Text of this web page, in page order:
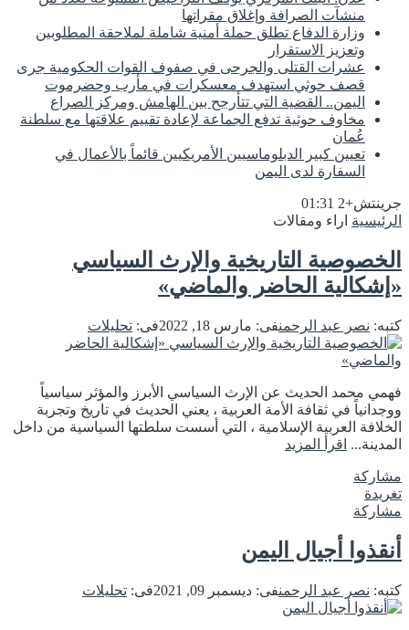
منشآت الصرافة وإغلاق مقراتها
وزارة الدفاع تطلق حملة أمنية شاملة لملاحقة المطلوبين
وتعزيز الاستقرار
عشرات القتلى والجرحى في صفوف القوات الحكومية جرى
قصف حوثي استهدف معسكرات في مأرب وحضرموت
اليمن.. القضية التي تتأرجح بين الهامش ومركز الصراع
مخاوف حوثية تدفع الجماعة لإعادة تقييم علاقتها مع سلطنة
عُمان
تعيين كبير الدبلوماسيين الأمريكيين قائماً بالأعمال في
السفارة لدى اليمن
جرينتش+2 01:31
الرئيسية اراء ومقالات
الخصوصية التاريخية والإرث السياسي
«إشكالية الحاضر والماضي»
كتبه: نصر عبد الرحمنفى: مارس 18, 2022 فى: تحليلات
فهمي محمد الحديث عن الإرث السياسي الأبرز والمؤثر سياسياً
ووجدانياً في ثقافة الأمة العربية ، يعني الحديث في تاريخ وتجربة
الخلافة العربية الإسلامية ، التي أسست سلطتها السياسية من داخل
المدينة... اقرأ المزيد
مشاركة
تغريدة
مشاركة
أنقذوا أجيال اليمن
كتبه: نصر عبد الرحمنفى: ديسمبر 09, 2021 فى: تحليلات